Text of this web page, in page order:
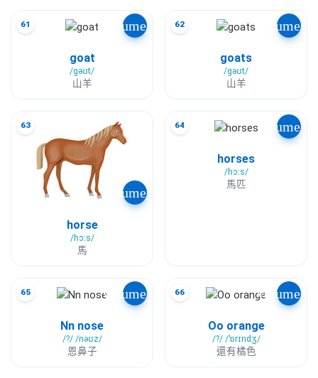
61 volume_up
goat
/ɡəʊt/
山羊
62
goats
/ɡəʊt/
山羊
63
volume_up
horse
/hɔːs/
馬
64
horses
/hɔːs/
馬匹
65 volume_up
Nn nose
/?/ /nəʊz/
恩鼻子
66
Oo orange
/?/ /ˈɒrɪndʒ/
還有橘色